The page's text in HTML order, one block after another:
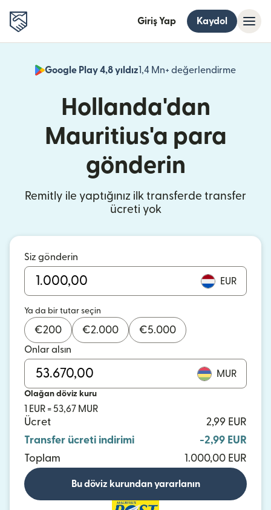
Giriş Yap Kaydol
Google Play 4,8 yıldız1,4 Mn+ değerlendirme
Hollanda'dan
Mauritius'a para
gönderin
Remitly ile yaptığınız ilk transferde transfer
ücreti yok
Siz gönderin
EUR
Ya da bir tutar seçin
€200 €2.000 €5.000
Onlar alsın
MUR
Olağan döviz kuru
1 EUR = 53,67 MUR
Ücret
2,99 EUR
Transfer ücreti indirimi
-2,99 EUR
Toplam
1.000,00 EUR
Bu döviz kurundan yararlanın